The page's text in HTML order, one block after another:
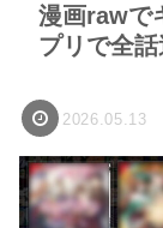
漫画rawで
プリで全話
2026.05.13